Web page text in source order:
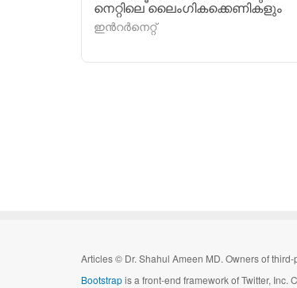
നെറ്റിലെ ലൈംഗികക്കെണികളും
ഇന്‍റര്‍നെറ്റ്
Articles© Dr. Shahul Ameen MD. Owners of
Bootstrapis a front-end framework of Twitter, Inc.